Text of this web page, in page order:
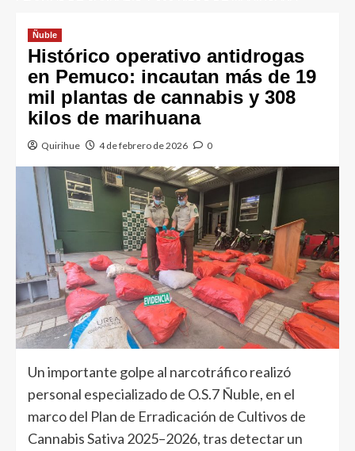
Ñuble
Histórico operativo antidrogas
en Pemuco: incautan más de 19
mil plantas de cannabis y 308
kilos de marihuana
Quirihue 4 de febrero de 2026 0
Un importante golpe al narcotráfico realizó
personal especializado de O.S.7 Ñuble, en el
marco del Plan de Erradicación de Cultivos de
Cannabis Sativa 2025–2026, tras detectar un